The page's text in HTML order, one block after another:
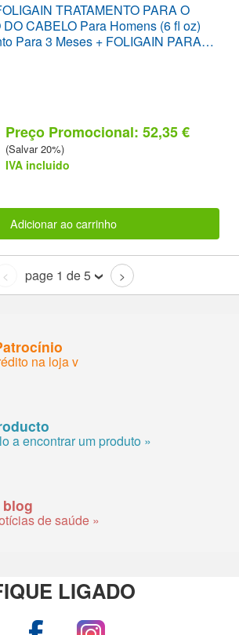
TRATAMENTO PARA O
CABELO Para Homens (6 fl oz)
Para 3 Meses + FOLIGAIN PARA
120 Comprimidos PACOTE
Preço Promocional: 52,35 €
(Salvar 20%)
IVA incluido
Adicionar ao carrinho
< page 1 de 5 >
na loja v
a encontrar um produto »
de saúde »
LIGADO